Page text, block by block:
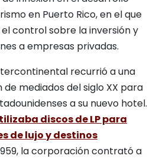
en Puerto Rico, en el que
control sobre la inversión y
a empresas privadas.
recurrió a una
mediados del siglo XX para
a su nuevo hotel.
discos de LP para
de lujo y destinos
la corporación contrató a